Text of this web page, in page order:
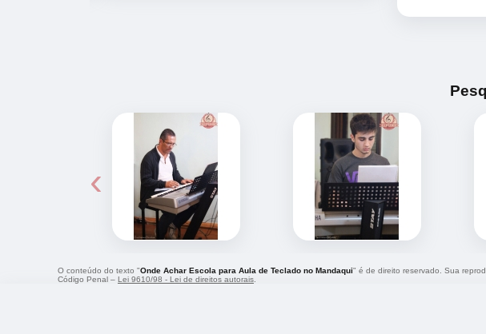
‹
O conteúdo do texto "Onde Achar Escola para Aula de Teclado no Mandaqui" é de direito reservado. Sua
Código Penal – Lei 9610/98 - Lei de direitos autorais